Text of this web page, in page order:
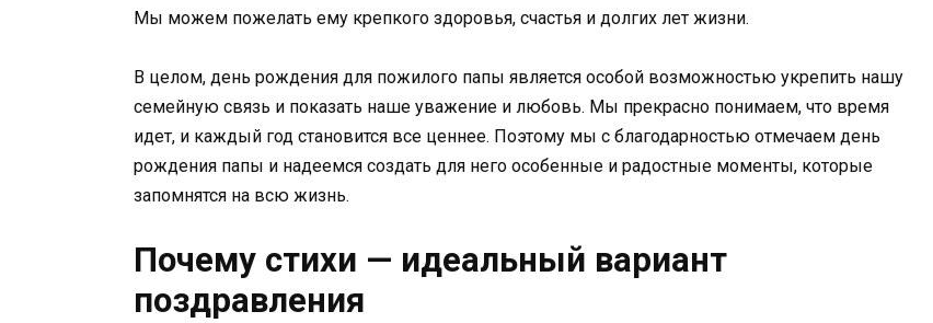
Мы можем пожелать ему крепкого здоровья, счастья и долгих лет жизни.
В целом, день рождения для пожилого папы является особой возможностью укрепить нашу
семейную связь и показать наше уважение и любовь. Мы прекрасно понимаем, что время
идет, и каждый год становится все ценнее. Поэтому мы с благодарностью отмечаем день
рождения папы и надеемся создать для него особенные и радостные моменты, которые
запомнятся на всю жизнь.
Почему стихи — идеальный вариант
поздравления